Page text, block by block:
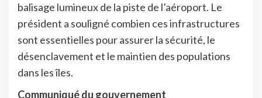
balisage lumineux de la piste de l’aéroport. Le
président a souligné combien ces infrastructures
sont essentielles pour assurer la sécurité, le
désenclavement et le maintien des populations
dans les îles.
Communiqué du gouvernement